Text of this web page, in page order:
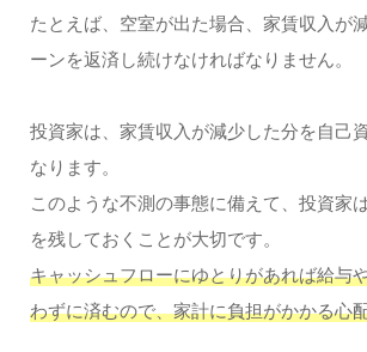
たとえば、空室が出た場合、家賃収入が
ーンを返済し続けなければなりません。
投資家は、家賃収入が減少した分を自己
なります。
このような不測の事態に備えて、投資家
を残しておくことが大切です。
キャッシュフローにゆとりがあれば給与
わずに済むので、家計に負担がかかる心